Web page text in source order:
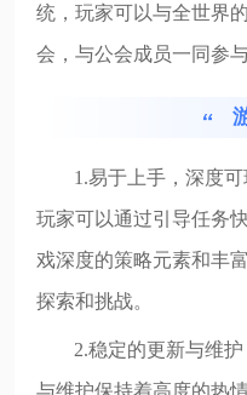
统，玩家可以与全世界
会，与公会成员一同参
1.易于上手，深度
玩家可以通过引导任务
戏深度的策略元素和丰
探索和挑战。
2.稳定的更新与维